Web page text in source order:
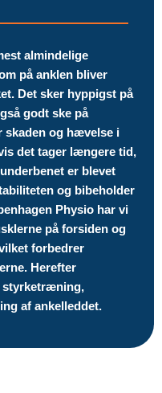
almindelige
på anklen bliver
Det sker hyppigst på
godt ske på
skaden og hævelse i
det tager længere tid,
er blevet
og bibeholder
Physio har vi
på forsiden og
forbedrer
Herefter
styrketræning,
af ankelleddet.